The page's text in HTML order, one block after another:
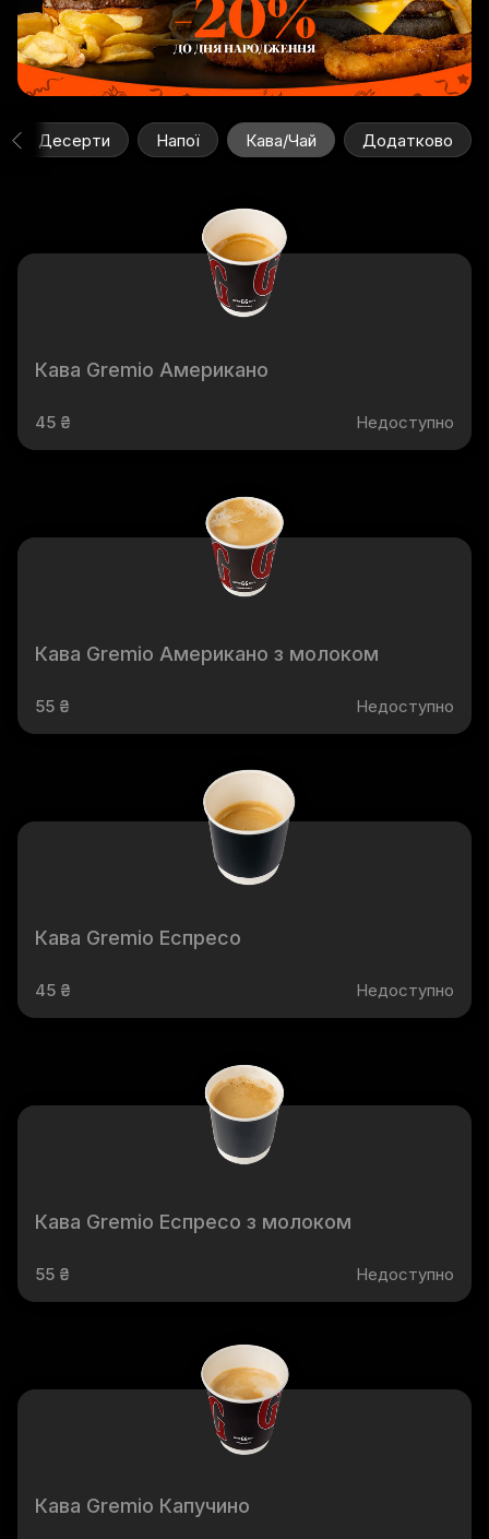
Десерти Напої Кава/Чай Додатково
Кава Gremio Американо
45 ₴ Недоступно
Кава Gremio Американо з молоком
55 ₴ Недоступно
Кава Gremio Еспресо
45 ₴ Недоступно
Кава Gremio Еспресо з молоком
55 ₴ Недоступно
Кава Gremio Капучино